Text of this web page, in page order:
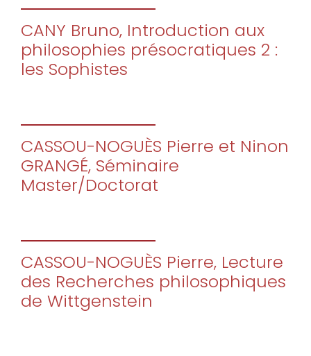
CANY Bruno, Introduction aux
philosophies présocratiques 2 :
les Sophistes
CASSOU-NOGUÈS Pierre et Ninon
GRANGÉ, Séminaire
Master/Doctorat
CASSOU-NOGUÈS Pierre, Lecture
des Recherches philosophiques
de Wittgenstein